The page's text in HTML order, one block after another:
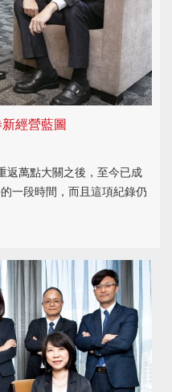
經營藍圖
返萬點大關之後，至今已成
一段時間，而且這項紀錄仍